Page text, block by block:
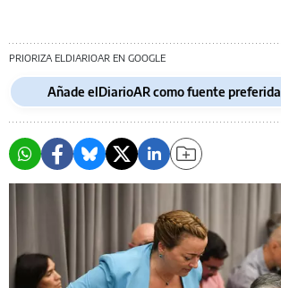
PRIORIZA ELDIARIOAR EN GOOGLE
Añade elDiarioAR como fuente preferida